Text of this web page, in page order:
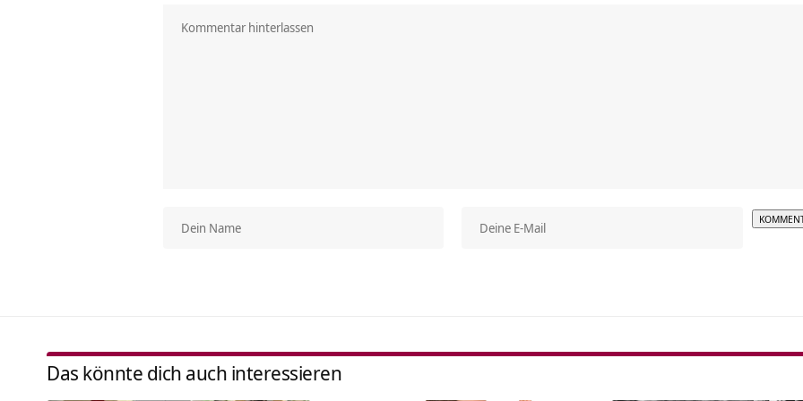
Das könnte dich auch interessieren